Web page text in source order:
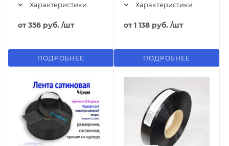
Характеристики
от356 руб. /шт
ПОДРОБНЕЕ
Характеристики
от1 138 руб. /шт
ПОДРОБНЕЕ